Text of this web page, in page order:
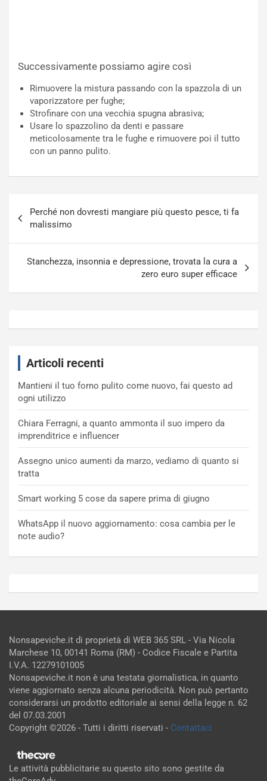
Successivamente possiamo agire così
Rimuovere la mistura passando con la spazzola di un
vaporizzatore per fughe;
Strofinare con una vecchia spugna abrasiva;
Usare lo spazzolino da denti e passare
meticolosamente tra le fughe e rimuovere poi il tutto
con un panno pulito.
articoli
Perché non dovresti mangiare più questo pesce, ti fa
malissimo
Stanchezza, insonnia e depressione, trovata la cura a
zero euro super efficace
Articoli recenti
Mantieni il tuo forno pulito come nuovo, fai questo ad
ogni utilizzo
Chiara Ferragni, a quanto ammonta il suo impero da
imprenditrice e influencer
Assegno unico aumenti da marzo, vediamo di quanto si
tratta
Smart working 5 cose da sapere prima di giugno
WhatsApp il nuovo aggiornamento: cosa cambia per le
note audio?
Nonsapeviche.it di proprietà di WEB 365 SRL - Via Nicola
Marchese 10, 00141 Roma (RM) - Codice Fiscale e Partita
I.V.A. 12279101005
Nonsapeviche.it non è una testata giornalistica, in quanto
viene aggiornato senza alcuna periodicità. Non può pertanto
considerarsi un prodotto editoriale ai sensi della legge n. 62
del 07.03.2001
Copyright ©2026 - Tutti i diritti riservati - Contattaci
Le attività pubblicitarie su questo sito sono gestite da